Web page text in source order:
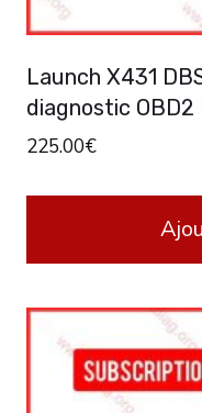
Launch X431
diagnostic
225.00€